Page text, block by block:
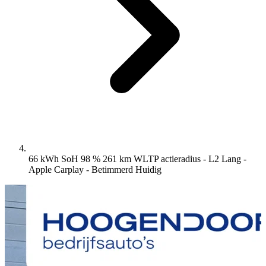
66 kWh SoH 98 % 261 km WLTP actieradius - L2 Lang -
Apple Carplay - Betimmerd Huidig